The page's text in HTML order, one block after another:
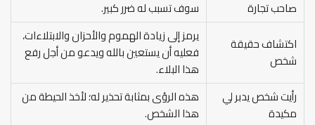
صاحب تجارة
سوف تسبب له ضرر كبير.
اكتشاف حقيقة
شخص
يرمز إلى زيادة الهموم والأحزان والابتلاءات،
فعليه أن يستعين بالله ويدعو من أجل رفع
هذا البلاء.
رأيت شخص يدبر لي
مكيدة
هذه الرؤى بمثابة تحذير له؛ لأخذ الحيطة من
هذا الشخص.